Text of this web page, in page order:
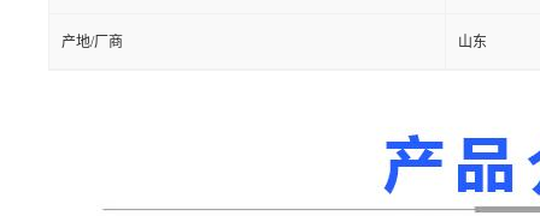
产地/厂商 山东